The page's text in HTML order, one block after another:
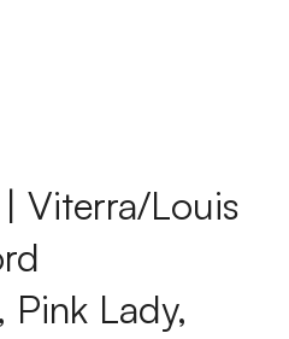
Viterra/Louis
Lady,